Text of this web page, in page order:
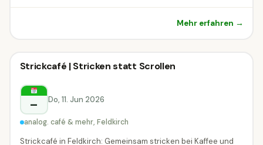
Mehr erfahren →
Kreativ-Workshop
Feldkirch
Kreativ-Workshop
Strickcafé | Stricken statt Scrollen
– Do, 11. Jun 2026
analog. café & mehr, Feldkirch
Strickcafé in Feldkirch: Gemeinsam stricken bei Kaffee und